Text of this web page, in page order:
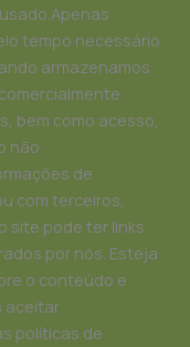
tempo necessário
armazenamos
bem como acesso,
não
de
com terceiros,
site pode ter links
por nós. Esteja
o conteúdo e
aceitar
políticas de